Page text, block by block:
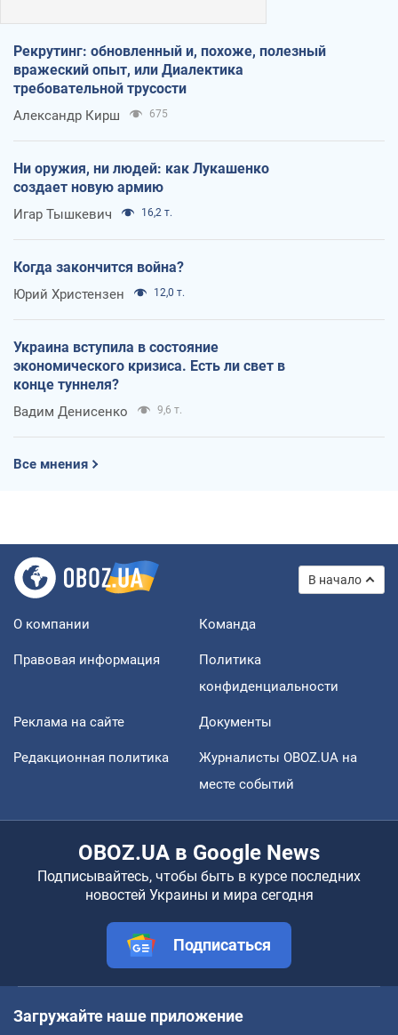
Рекрутинг: обновленный и, похоже, полезный
вражеский опыт, или Диалектика
требовательной трусости
Александр Кирш 675
Ни оружия, ни людей: как Лукашенко
создает новую армию
Игар Тышкевич 16,2 т.
Когда закончится война?
Юрий Христензен 12,0 т.
Украина вступила в состояние
экономического кризиса. Есть ли свет в
конце туннеля?
Вадим Денисенко 9,6 т.
Все мнения
В начало
О компании Команда
Правовая информация
Политика
конфиденциальности
Реклама на сайте Документы
Редакционная политика
Журналисты OBOZ.UA на
месте событий
OBOZ.UA в Google News
Подписывайтесь, чтобы быть в курсе последних
новостей Украины и мира сегодня
Подписаться
Загружайте наше приложение